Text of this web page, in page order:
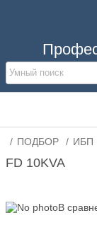
ПОДБОР ИБП
FD 10KVA
В